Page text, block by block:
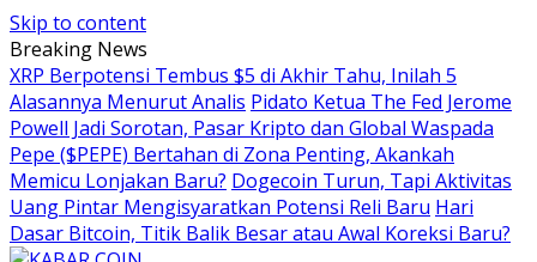
Skip to content
Breaking News
XRP Berpotensi Tembus $5 di Akhir Tahu, Inilah 5
Alasannya Menurut Analis Pidato Ketua The Fed Jerome
Powell Jadi Sorotan, Pasar Kripto dan Global Waspada
Pepe ($PEPE) Bertahan di Zona Penting, Akankah
Memicu Lonjakan Baru? Dogecoin Turun, Tapi Aktivitas
Uang Pintar Mengisyaratkan Potensi Reli Baru Hari
Dasar Bitcoin, Titik Balik Besar atau Awal Koreksi Baru?